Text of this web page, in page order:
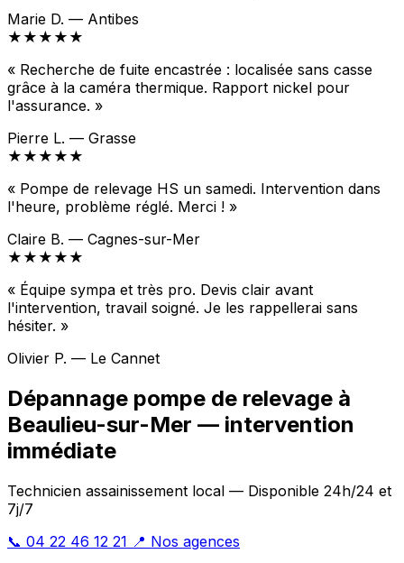
Marie D. — Antibes
★★★★★
« Recherche de fuite encastrée : localisée sans casse
grâce à la caméra thermique. Rapport nickel pour
l'assurance. »
Pierre L. — Grasse
★★★★★
« Pompe de relevage HS un samedi. Intervention dans
l'heure, problème réglé. Merci ! »
Claire B. — Cagnes-sur-Mer
★★★★★
« Équipe sympa et très pro. Devis clair avant
l'intervention, travail soigné. Je les rappellerai sans
hésiter. »
Olivier P. — Le Cannet
Dépannage pompe de relevage à
Beaulieu-sur-Mer — intervention
immédiate
Technicien assainissement local — Disponible 24h/24 et
7j/7
📞 04 22 46 12 21 📍 Nos agences